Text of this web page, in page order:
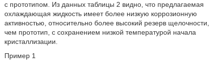
с прототипом. Из данных таблицы 2 видно, что предлагаемая
охлаждающая жидкость имеет более низкую коррозионную
активностью, относительно более высокий резерв щелочности,
чем прототип, с сохранением низкой температурой начала
кристаллизации.
Пример 1